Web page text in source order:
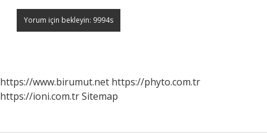
https://www.birumut.net https://phyto.com.tr
https://ioni.com.trSitemap